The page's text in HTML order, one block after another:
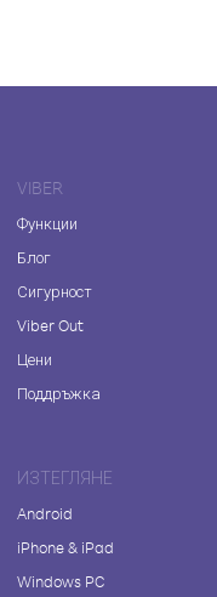
VIBER
Функции
Блог
Сигурност
Viber Out
Цени
Поддръжка
ИЗТЕГЛЯНЕ
Android
iPhone & iPad
Windows PC